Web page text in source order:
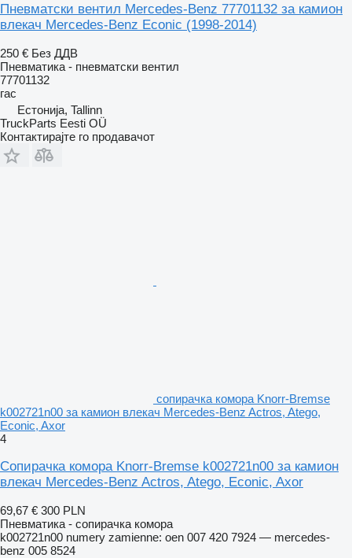
Пневматски вентил Mercedes-Benz 77701132 за камион
влекач Mercedes-Benz Econic (1998-2014)
250 € Без ДДВ
Пневматика - пневматски вентил
77701132
гас
Естонија, Tallinn
TruckParts Eesti OÜ
Контактирајте го продавачот
сопирачка комора Knorr-Bremse
k002721n00 за камион влекач Mercedes-Benz Actros, Atego,
Econic, Axor
4
Сопирачка комора Knorr-Bremse k002721n00 за камион
влекач Mercedes-Benz Actros, Atego, Econic, Axor
69,67 € 300 PLN
Пневматика - сопирачка комора
k002721n00 numery zamienne: oen 007 420 7924 — mercedes-
benz 005 8524